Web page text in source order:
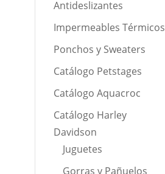
Antideslizantes
Impermeables Térmicos
Ponchos y Sweaters
Catálogo Petstages
Catálogo Aquacroc
Catálogo Harley
Davidson
Juguetes
Gorras y Pañuelos